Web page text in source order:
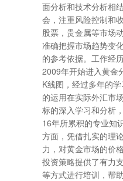
面分析和技术分析相
会，注重风险控制和
股票，贵金属等市场
准确把握市场趋势变
的参考依据。工作经
2009年开始进入黄金
K线图，经过多年的
的运用在实际外汇市
标的深入学习和分析
16年所累积的专业知
方面，凭借扎实的理
力，对黄金市场的价
投资策略提供了有力
等方式进行培训，帮